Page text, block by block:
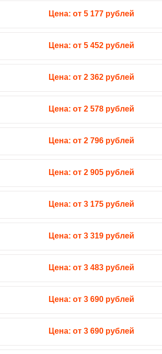
Цена: от 5 177 рублей
Цена: от 5 452 рублей
Цена: от 2 362 рублей
Цена: от 2 578 рублей
Цена: от 2 796 рублей
Цена: от 2 905 рублей
Цена: от 3 175 рублей
Цена: от 3 319 рублей
Цена: от 3 483 рублей
Цена: от 3 690 рублей
Цена: от 3 690 рублей